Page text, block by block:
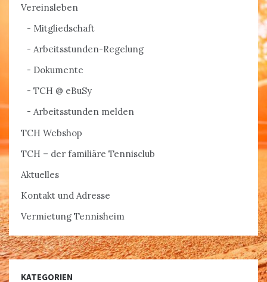
Vereinsleben
Mitgliedschaft
Arbeitsstunden-Regelung
Dokumente
TCH @ eBuSy
Arbeitsstunden melden
TCH Webshop
TCH – der familiäre Tennisclub
Aktuelles
Kontakt und Adresse
Vermietung Tennisheim
KATEGORIEN